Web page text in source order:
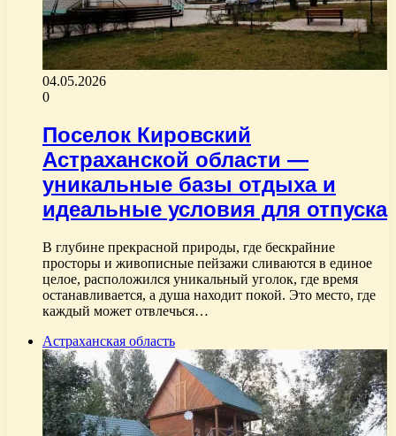
04.05.2026
0
Поселок Кировский
Астраханской области —
уникальные базы отдыха и
идеальные условия для отпуска
В глубине прекрасной природы, где бескрайние
просторы и живописные пейзажи сливаются в единое
целое, расположился уникальный уголок, где время
останавливается, а душа находит покой. Это место, где
каждый может отвлечься…
Астраханская область